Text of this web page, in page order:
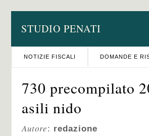
STUDIO PENATI
NOTIZIE FISCALI DOMANDE E
730 precompilato
asili nido
Autore: redazione